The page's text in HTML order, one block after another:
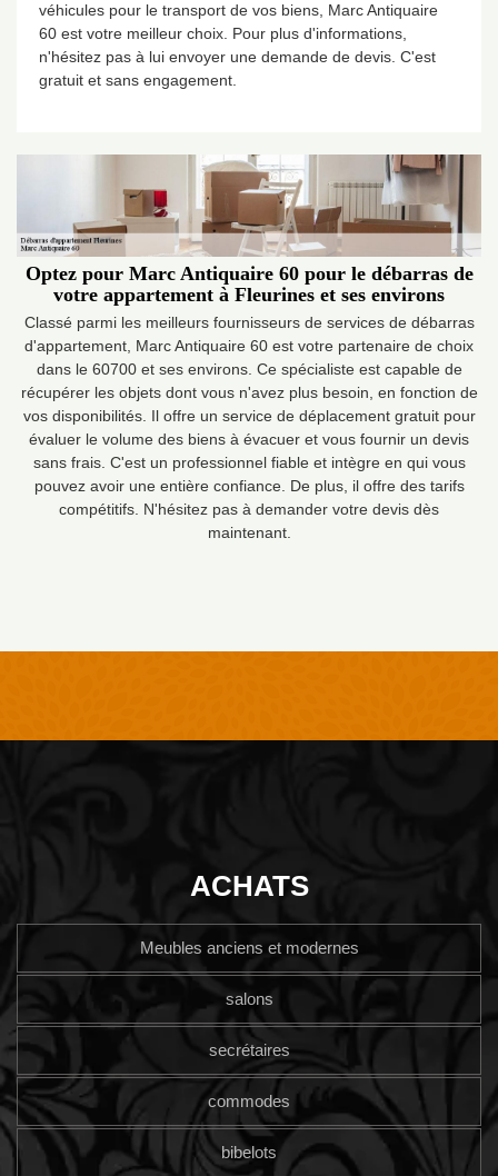
véhicules pour le transport de vos biens, Marc Antiquaire
60 est votre meilleur choix. Pour plus d'informations,
n'hésitez pas à lui envoyer une demande de devis. C'est
gratuit et sans engagement.
Optez pour Marc Antiquaire 60 pour le débarras de
votre appartement à Fleurines et ses environs
Classé parmi les meilleurs fournisseurs de services de débarras
d'appartement, Marc Antiquaire 60 est votre partenaire de choix
dans le 60700 et ses environs. Ce spécialiste est capable de
récupérer les objets dont vous n'avez plus besoin, en fonction de
vos disponibilités. Il offre un service de déplacement gratuit pour
évaluer le volume des biens à évacuer et vous fournir un devis
sans frais. C'est un professionnel fiable et intègre en qui vous
pouvez avoir une entière confiance. De plus, il offre des tarifs
compétitifs. N'hésitez pas à demander votre devis dès
maintenant.
ACHATS
Meubles anciens et modernes
salons
secrétaires
commodes
bibelots